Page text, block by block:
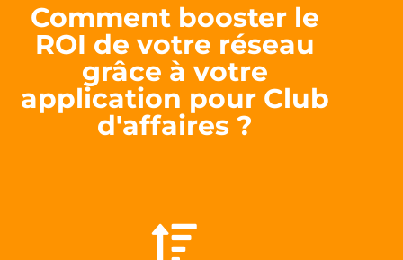
Comment booster le
ROI de votre réseau
grâce à votre
application pour Club
d'affaires ?